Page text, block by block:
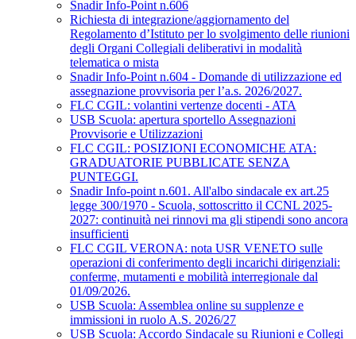
Snadir Info-Point n.606
Richiesta di integrazione/aggiornamento del
Regolamento d’Istituto per lo svolgimento delle riunioni
degli Organi Collegiali deliberativi in modalità
telematica o mista
Snadir Info-Point n.604 - Domande di utilizzazione ed
assegnazione provvisoria per l’a.s. 2026/2027.
FLC CGIL: volantini vertenze docenti - ATA
USB Scuola: apertura sportello Assegnazioni
Provvisorie e Utilizzazioni
FLC CGIL: POSIZIONI ECONOMICHE ATA:
GRADUATORIE PUBBLICATE SENZA
PUNTEGGI.
Snadir Info-point n.601. All'albo sindacale ex art.25
legge 300/1970 - Scuola, sottoscritto il CCNL 2025-
2027: continuità nei rinnovi ma gli stipendi sono ancora
insufficienti
FLC CGIL VERONA: nota USR VENETO sulle
operazioni di conferimento degli incarichi dirigenziali:
conferme, mutamenti e mobilità interregionale dal
01/09/2026.
USB Scuola: Assemblea online su supplenze e
immissioni in ruolo A.S. 2026/27
USB Scuola: Accordo Sindacale su Riunioni e Collegi